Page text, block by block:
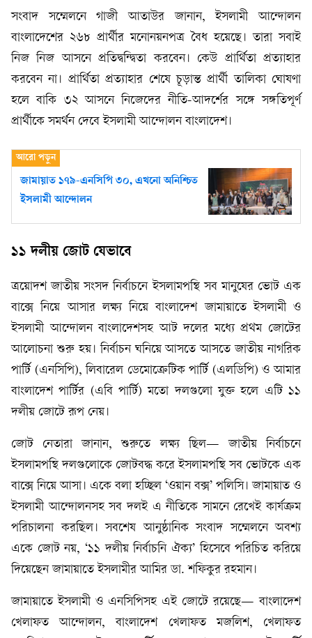
সংবাদ সম্মেলনে গাজী আতাউর জানান, ইসলামী আন্দোলন
বাংলাদেশের ২৬৮ প্রার্থীর মনোনয়নপত্র বৈধ হয়েছে। তারা সবাই
নিজ নিজ আসনে প্রতিদ্বন্দ্বিতা করবেন। কেউ প্রার্থিতা প্রত্যাহার
করবেন না। প্রার্থিতা প্রত্যাহার শেষে চূড়ান্ত প্রার্থী তালিকা ঘোষণা
হলে বাকি ৩২ আসনে নিজেদের নীতি-আদর্শের সঙ্গে সঙ্গতিপূর্ণ
প্রার্থীকে সমর্থন দেবে ইসলামী আন্দোলন বাংলাদেশ।
জামায়াত ১৭৯-এনসিপি ৩০, এখনো অনিশ্চিত
ইসলামী আন্দোলন
১১ দলীয় জোট যেভাবে
ত্রয়োদশ জাতীয় সংসদ নির্বাচনে ইসলামপন্থি সব মানুষের ভোট এক
বাক্সে নিয়ে আসার লক্ষ্য নিয়ে বাংলাদেশ জামায়াতে ইসলামী ও
ইসলামী আন্দোলন বাংলাদেশসহ আট দলের মধ্যে প্রথম জোটের
আলোচনা শুরু হয়। নির্বাচন ঘনিয়ে আসতে আসতে জাতীয় নাগরিক
পার্টি (এনসিপি), লিবারেল ডেমোক্রেটিক পার্টি (এলডিপি) ও আমার
বাংলাদেশ পার্টির (এবি পার্টি) মতো দলগুলো যুক্ত হলে এটি ১১
দলীয় জোটে রূপ নেয়।
জোট নেতারা জানান, শুরুতে লক্ষ্য ছিল— জাতীয় নির্বাচনে
ইসলামপন্থি দলগুলোকে জোটবদ্ধ করে ইসলামপন্থি সব ভোটকে এক
বাক্সে নিয়ে আসা। একে বলা হচ্ছিল ‘ওয়ান বক্স’ পলিসি। জামায়াত ও
ইসলামী আন্দোলনসহ সব দলই এ নীতিকে সামনে রেখেই কার্যক্রম
পরিচালনা করছিল। সবশেষ আনুষ্ঠানিক সংবাদ সম্মেলনে অবশ্য
একে জোট নয়, ‘১১ দলীয় নির্বাচনি ঐক্য’ হিসেবে পরিচিত করিয়ে
দিয়েছেন জামায়াতে ইসলামীর আমির ডা. শফিকুর রহমান।
জামায়াতে ইসলামী ও এনসিপিসহ এই জোটে রয়েছে— বাংলাদেশ
খেলাফত আন্দোলন, বাংলাদেশ খেলাফত মজলিশ, খেলাফত